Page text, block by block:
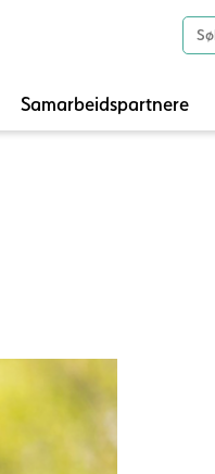
Samarbeidspartnere